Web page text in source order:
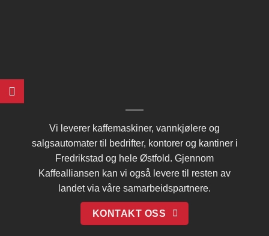
Vi leverer kaffemaskiner, vannkjølere og
salgsautomater til bedrifter, kontorer og kantiner i
Fredrikstad og hele Østfold. Gjennom
Kaffealliansen kan vi også levere til resten av
landet via våre samarbeidspartnere.
KONTAKT OSS